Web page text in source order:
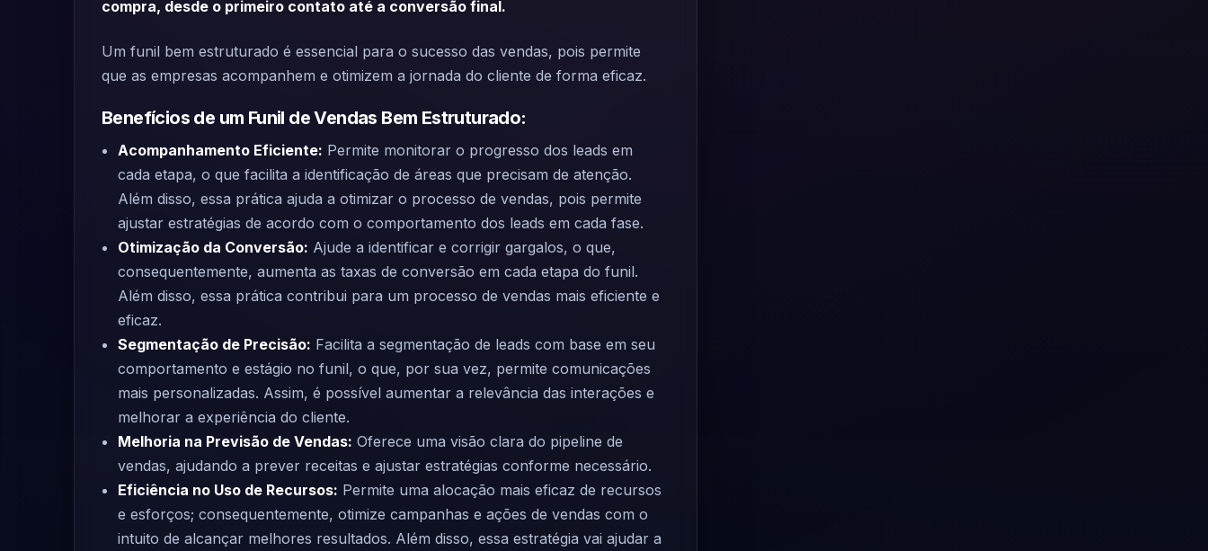
compra, desde o primeiro contato até a conversão final.
Um funil bem estruturado é essencial para o sucesso das vendas, pois permite
que as empresas acompanhem e otimizem a jornada do cliente de forma eficaz.
Benefícios de um Funil de Vendas Bem Estruturado:
Acompanhamento Eficiente: Permite monitorar o progresso dos leads em
cada etapa, o que facilita a identificação de áreas que precisam de atenção.
Além disso, essa prática ajuda a otimizar o processo de vendas, pois permite
ajustar estratégias de acordo com o comportamento dos leads em cada fase.
Otimização da Conversão: Ajude a identificar e corrigir gargalos, o que,
consequentemente, aumenta as taxas de conversão em cada etapa do funil.
Além disso, essa prática contribui para um processo de vendas mais eficiente e
eficaz.
Segmentação de Precisão: Facilita a segmentação de leads com base em seu
comportamento e estágio no funil, o que, por sua vez, permite comunicações
mais personalizadas. Assim, é possível aumentar a relevância das interações e
melhorar a experiência do cliente.
Melhoria na Previsão de Vendas: Oferece uma visão clara do pipeline de
vendas, ajudando a prever receitas e ajustar estratégias conforme necessário.
Eficiência no Uso de Recursos: Permite uma alocação mais eficaz de recursos
e esforços; consequentemente, otimize campanhas e ações de vendas com o
intuito de alcançar melhores resultados. Além disso, essa estratégia vai ajudar a